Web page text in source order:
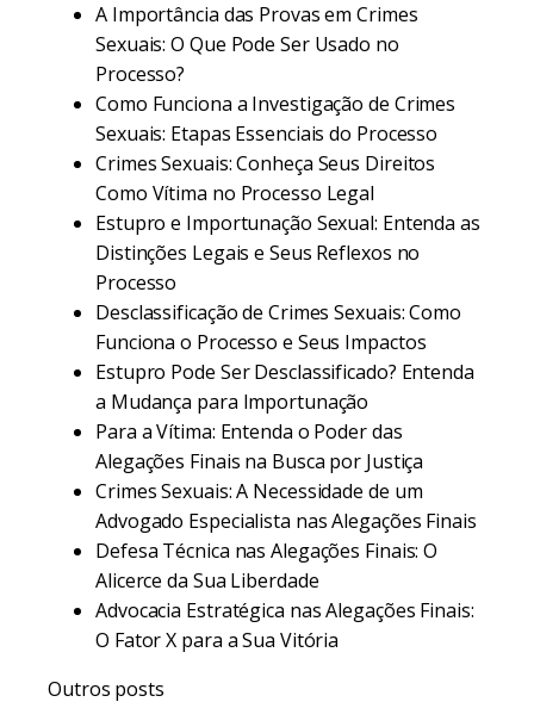
A Importância das Provas em Crimes
Sexuais: O Que Pode Ser Usado no
Processo?
Como Funciona a Investigação de Crimes
Sexuais: Etapas Essenciais do Processo
Crimes Sexuais: Conheça Seus Direitos
Como Vítima no Processo Legal
Estupro e Importunação Sexual: Entenda as
Distinções Legais e Seus Reflexos no
Processo
Desclassificação de Crimes Sexuais: Como
Funciona o Processo e Seus Impactos
Estupro Pode Ser Desclassificado? Entenda
a Mudança para Importunação
Para a Vítima: Entenda o Poder das
Alegações Finais na Busca por Justiça
Crimes Sexuais: A Necessidade de um
Advogado Especialista nas Alegações Finais
Defesa Técnica nas Alegações Finais: O
Alicerce da Sua Liberdade
Advocacia Estratégica nas Alegações Finais:
O Fator X para a Sua Vitória
Outros posts